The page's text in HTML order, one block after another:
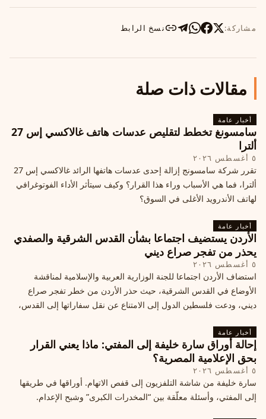
مشاركة: نسخ الرابط
مقالات ذات صلة
أخبار عامة
سامسونغ تخطط لتقليص عدسات هاتف غالاكسي إس 27
ألترا
٥ أغسطس ٢٠٢٦
تقرر شركة سامسونج إزالة إحدى عدسات هاتفها الرائد غالاكسي إس 27
ألترا، فما هي الأسباب وراء هذا القرار؟ وكيف سيتأثر الأداء الفوتوغرافي
لهاتف الأندرويد الأغلى في السوق؟
أخبار عامة
الأردن يستضيف اجتماعا بشأن القدس الشرقية والصفدي
يحذر من تفجر صراع ديني
٥ أغسطس ٢٠٢٦
استضاف الأردن اجتماعا للجنة الوزارية العربية والإسلامية لمناقشة
الأوضاع في القدس الشرقية، حيث حذر الأردن من خطر تفجر صراع
ديني، ودعت فلسطين الدول إلى الامتناع عن نقل سفاراتها إلى القدس،
أخبار عامة
إحالة أوراق سارة خليفة إلى المفتي: ماذا يعني القرار
بحق الإعلامية المصرية؟
٥ أغسطس ٢٠٢٦
سارة خليفة من شاشة التلفزيون إلى قفص الاتهام. أوراقها في طريقها
إلى المفتي، وأسئلة معلّقة بين “المخدرات الكبرى” وشبح الإعدام.